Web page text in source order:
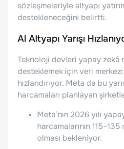
sözleşmeleriyle altyapı
destekleneceğini belirtti.
AI Altyapı Yarışı
Teknoloji devleri yapay zekâ
desteklemek için veri merkezi
hızlandırıyor. Meta da bu
harcamaları planlayan
Meta’nın 2026 yılı
harcamalarının
olması bekleniyor.